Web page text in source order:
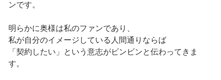
ンです。
明らかに奥様は私のファンであり、
私が自分のイメージしている人間通りならば
「契約したい」という意志がビンビンと伝わってきま
す。